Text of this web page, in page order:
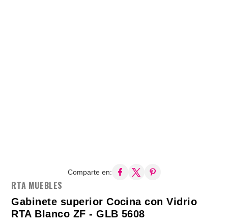
Comparte en:
RTA MUEBLES
Gabinete superior Cocina con Vidrio
RTA Blanco ZF - GLB 5608